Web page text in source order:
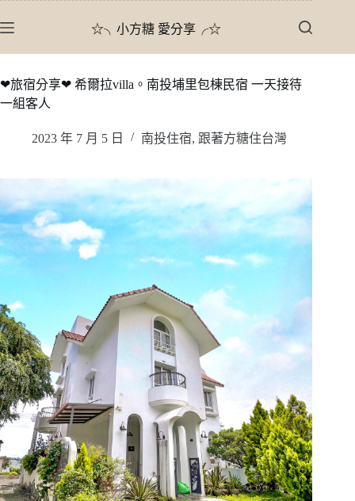
至
內
容
☆╮小方糖 愛分享╭☆
❤旅宿分享❤ 希爾拉villa。南投埔里包棟民宿 一天接待
一組客人
2023 年 7 月 5 日 南投住宿, 跟著方糖住台灣